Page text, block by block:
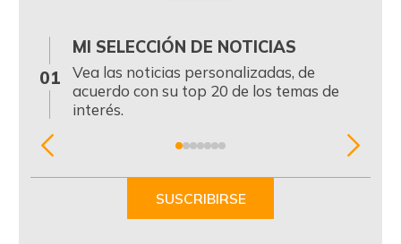
01
MI SELECCIÓN DE NOTICIAS
Vea las noticias personalizadas, de
acuerdo con su top 20 de los temas de
interés.
Item
SUSCRIBIRSE